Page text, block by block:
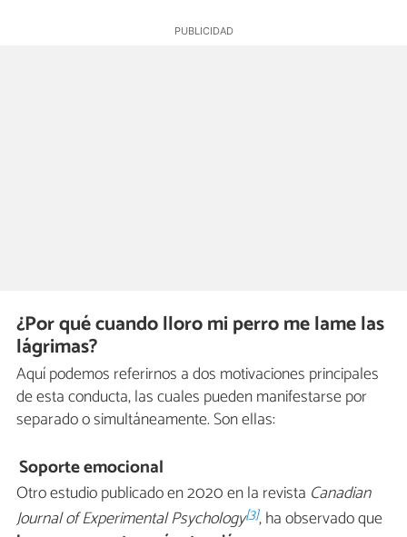
¿Por qué cuando lloro mi perro me lame las
lágrimas?
Aquí podemos referirnos a dos motivaciones principales
de esta conducta, las cuales pueden manifestarse por
separado o simultáneamente. Son ellas:
Soporte emocional
Otro estudio publicado en 2020 en la revista Canadian
Journal of Experimental Psychology[3], ha observado que